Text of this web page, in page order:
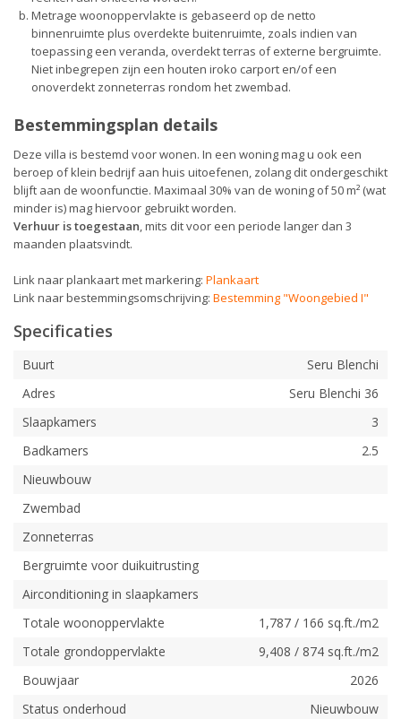
Metrage woonoppervlakte is gebaseerd op de netto
binnenruimte plus overdekte buitenruimte, zoals indien van
toepassing een veranda, overdekt terras of externe bergruimte.
Niet inbegrepen zijn een houten iroko carport en/of een
onoverdekt zonneterras rondom het zwembad.
Bestemmingsplan details
Deze villa is bestemd voor wonen. In een woning mag u ook een
beroep of klein bedrijf aan huis uitoefenen, zolang dit ondergeschikt
blijft aan de woonfunctie. Maximaal 30% van de woning of 50 m² (wat
minder is) mag hiervoor gebruikt worden.
Verhuur is toegestaan, mits dit voor een periode langer dan 3
maanden plaatsvindt.
Link naar plankaart met markering: Plankaart
Link naar bestemmingsomschrijving: Bestemming "Woongebied I"
Specificaties
Buurt
Seru Blenchi
Adres
Seru Blenchi 36
Slaapkamers
3
Badkamers
2.5
Nieuwbouw
Zwembad
Zonneterras
Bergruimte voor duikuitrusting
Airconditioning in slaapkamers
Totale woonoppervlakte
1,787 / 166 sq.ft./m2
Totale grondoppervlakte
9,408 / 874 sq.ft./m2
Bouwjaar
2026
Status onderhoud
Nieuwbouw